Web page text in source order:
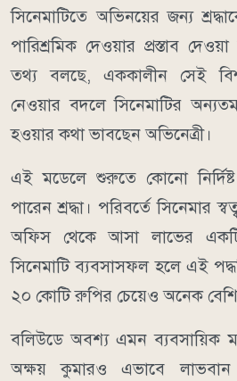
সিনেমাটিতে অভিনয়ের জন্য
পারিশ্রমিক দেওয়ার প্রস্তাব
তথ্য বলছে, এককালীন সেই
নেওয়ার বদলে সিনেমাটির
হওয়ার কথা ভাবছেন অভিনেত্রী।
এই মডেলে শুরুতে কোনো নির্দিষ্ট
পারেন শ্রদ্ধা। পরিবর্তে সিনেমার
অফিস থেকে আসা লাভের
সিনেমাটি ব্যবসাসফল হলে এই
২০ কোটি রুপির চেয়েও অনেক
বলিউডে অবশ্য এমন ব্যবসায়িক
অক্ষয় কুমারও এভাবে